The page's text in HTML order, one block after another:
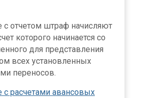
с отчетом штраф начисляют
которого начинается со
для представления
всех установленных
переносов.
с расчетами авансовых